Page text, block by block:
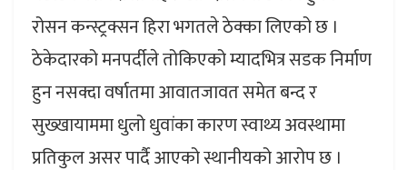
रोसन कन्स्ट्रक्सन हिरा भगतले ठेक्का लिएको छ ।
ठेकेदारको मनपर्दीले तोकिएको म्यादभित्र सडक निर्माण
हुन नसक्दा वर्षातमा आवातजावत समेत बन्द र
सुख्खायाममा धुलो धुवांका कारण स्वाथ्य अवस्थामा
प्रतिकुल असर पार्दै आएको स्थानीयको आरोप छ ।